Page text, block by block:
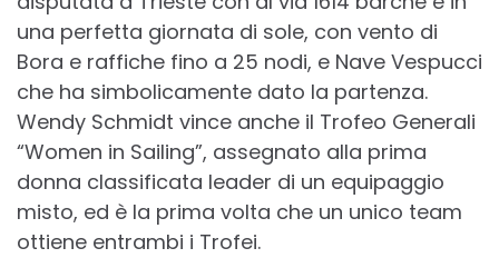
una perfetta giornata di sole, con vento di
Bora e raffiche fino a 25 nodi, e Nave Vespucci
che ha simbolicamente dato la partenza.
Wendy Schmidt vince anche il Trofeo Generali
“Women in Sailing”, assegnato alla prima
donna classificata leader di un equipaggio
misto, ed è la prima volta che un unico team
ottiene entrambi i Trofei.